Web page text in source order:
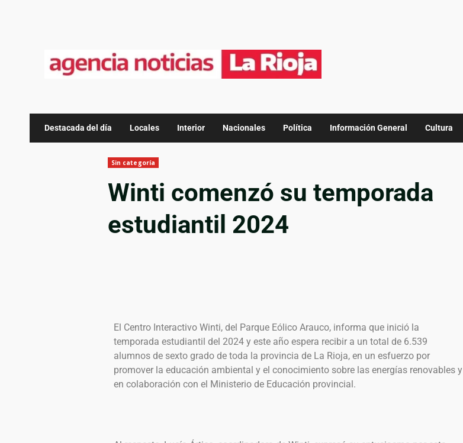
Destacada del día Locales Interior Nacionales Política Información General Cultura
Sin categoría
Winti comenzó su temporada
estudiantil 2024
El Centro Interactivo Winti, del Parque Eólico Arauco, informa que inició la
temporada estudiantil del 2024 y este año espera recibir a un total de 6.539
alumnos de sexto grado de toda la provincia de La Rioja, en un esfuerzo por
promover la educación ambiental y el conocimiento sobre las energías renovables y
en colaboración con el Ministerio de Educación provincial.